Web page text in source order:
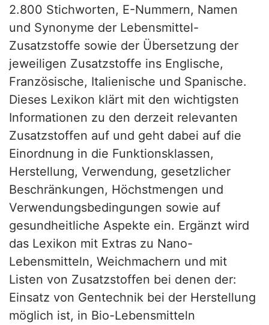
2.800 Stichworten, E-Nummern, Namen
und Synonyme der Lebensmittel-
Zusatzstoffe sowie der Übersetzung der
jeweiligen Zusatzstoffe ins Englische,
Französische, Italienische und Spanische.
Dieses Lexikon klärt mit den wichtigsten
Informationen zu den derzeit relevanten
Zusatzstoffen auf und geht dabei auf die
Einordnung in die Funktionsklassen,
Herstellung, Verwendung, gesetzlicher
Beschränkungen, Höchstmengen und
Verwendungsbedingungen sowie auf
gesundheitliche Aspekte ein. Ergänzt wird
das Lexikon mit Extras zu Nano-
Lebensmitteln, Weichmachern und mit
Listen von Zusatzstoffen bei denen der:
Einsatz von Gentechnik bei der Herstellung
möglich ist, in Bio-Lebensmitteln